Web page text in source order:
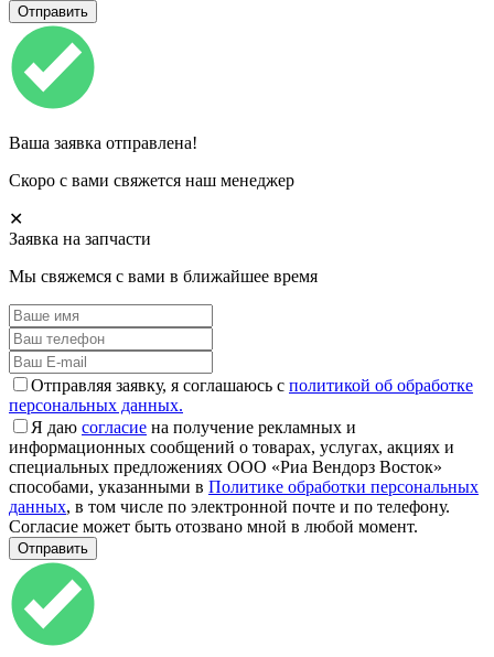
Ваша заявка отправлена!
Скоро с вами свяжется наш менеджер
✕
Заявка на запчасти
Мы свяжемся с вами в ближайшее время
Отправляя заявку, я соглашаюсь с политикой об обработке
персональных данных.
Я даю согласие на получение рекламных и
информационных сообщений о товарах, услугах, акциях и
специальных предложениях ООО «Риа Вендорз Восток»
способами, указанными в Политике обработки персональных
данных, в том числе по электронной почте и по телефону.
Согласие может быть отозвано мной в любой момент.